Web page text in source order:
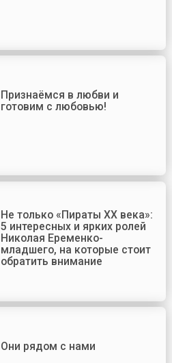
Признаёмся в любви и
готовим с любовью!
Не только «Пираты ХХ века»:
5 интересных и ярких ролей
Николая Еременко-
младшего, на которые стоит
обратить внимание
Они рядом с нами